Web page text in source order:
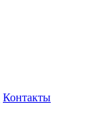
Контакты